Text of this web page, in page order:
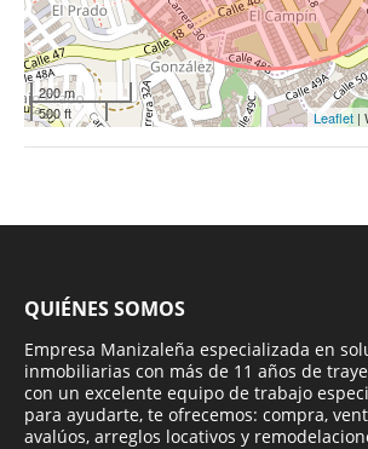
200 m
500 ft
Leaflet |
QUIÉNES SOMOS
Empresa Manizaleña especializada en
inmobiliarias con más de 11 años de
con un excelente equipo de trabajo
para ayudarte, te ofrecemos: compra,
avalúos, arreglos locativos y